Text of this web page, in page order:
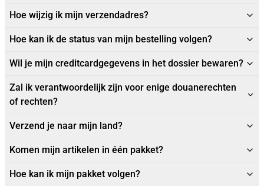
Hoe wijzig ik mijn verzendadres?
Hoe kan ik de status van mijn bestelling volgen?
Wil je mijn creditcardgegevens in het dossier bewaren?
Zal ik verantwoordelijk zijn voor enige douanerechten
of rechten?
Verzend je naar mijn land?
Komen mijn artikelen in één pakket?
Hoe kan ik mijn pakket volgen?